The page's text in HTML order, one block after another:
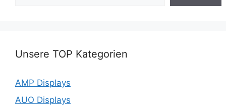
Unsere TOP Kategorien
AMP Displays
AUO Displays